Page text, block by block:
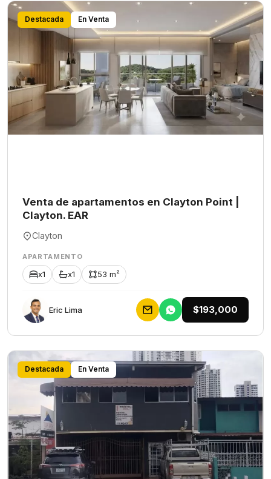
Destacada En Venta
Venta de apartamentos en Clayton Point |
Clayton. EAR
Clayton
APARTAMENTO
x1 x1 53 m²
Eric Lima $193,000
Destacada En Venta